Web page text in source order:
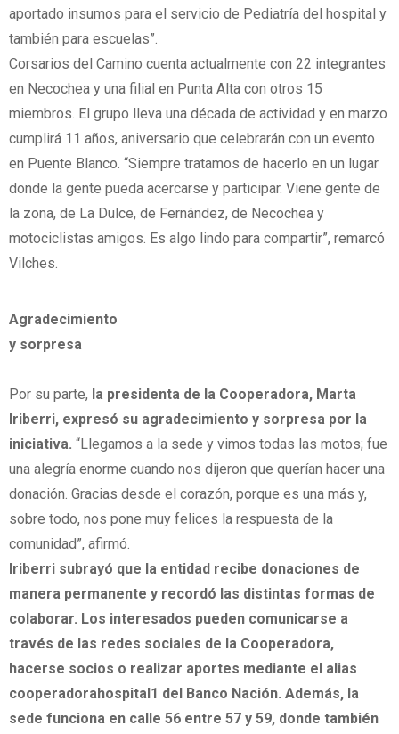
aportado insumos para el servicio de Pediatría del hospital y
también para escuelas”.
Corsarios del Camino cuenta actualmente con 22 integrantes
en Necochea y una filial en Punta Alta con otros 15
miembros. El grupo lleva una década de actividad y en marzo
cumplirá 11 años, aniversario que celebrarán con un evento
en Puente Blanco. “Siempre tratamos de hacerlo en un lugar
donde la gente pueda acercarse y participar. Viene gente de
la zona, de La Dulce, de Fernández, de Necochea y
motociclistas amigos. Es algo lindo para compartir”, remarcó
Vilches.
Agradecimiento
y sorpresa
Por su parte, la presidenta de la Cooperadora, Marta
Iriberri, expresó su agradecimiento y sorpresa por la
iniciativa. “Llegamos a la sede y vimos todas las motos; fue
una alegría enorme cuando nos dijeron que querían hacer una
donación. Gracias desde el corazón, porque es una más y,
sobre todo, nos pone muy felices la respuesta de la
comunidad”, afirmó.
Iriberri subrayó que la entidad recibe donaciones de
manera permanente y recordó las distintas formas de
colaborar. Los interesados pueden comunicarse a
través de las redes sociales de la Cooperadora,
hacerse socios o realizar aportes mediante el alias
cooperadorahospital1 del Banco Nación. Además, la
sede funciona en calle 56 entre 57 y 59, donde también